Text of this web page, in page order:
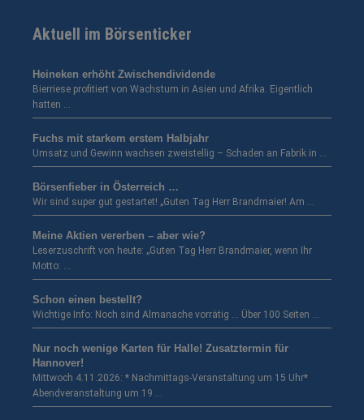
Aktuell im Börsenticker
Heineken erhöht Zwischendividende
Bierriese profitiert von Wachstum in Asien und Afrika. Eigentlich
hatten …
Fuchs mit starkem erstem Halbjahr
Umsatz und Gewinn wachsen zweistellig – Schaden an Fabrik in …
Börsenfieber in Österreich …
Wir sind super gut gestartet! „Guten Tag Herr Brandmaier! Am …
Meine Aktien vererben – aber wie?
Leserzuschrift von heute: „Guten Tag Herr Brandmaier, wenn Ihr
Motto: …
Schon einen bestellt?
Wichtige Info: Noch sind Almanache vorrätig … Über 100 Seiten …
Nur noch wenige Karten für Halle! Zusatztermin für
Hannover!
Mittwoch 4.11.2026: * Nachmittags-Veranstaltung um 15 Uhr*
Abendveranstaltung um 19 …